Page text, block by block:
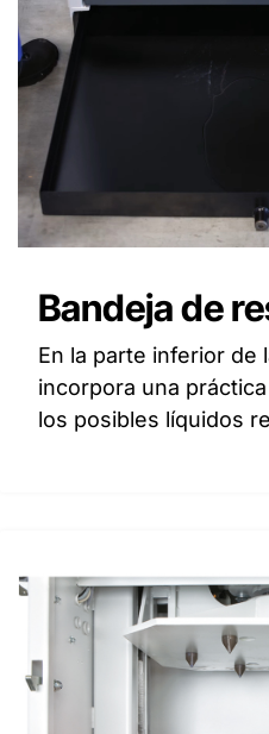
Bandeja de
En la parte inferior de
incorpora una
los posibles líquidos